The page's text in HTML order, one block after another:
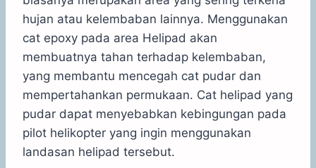
hujan atau kelembaban lainnya. Menggunakan
cat epoxy pada area Helipad akan
membuatnya tahan terhadap kelembaban,
yang membantu mencegah cat pudar dan
mempertahankan permukaan. Cat helipad yang
pudar dapat menyebabkan kebingungan pada
pilot helikopter yang ingin menggunakan
landasan helipad tersebut.